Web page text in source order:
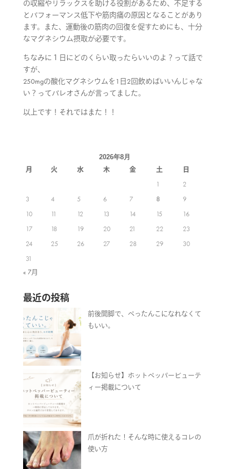
の収縮やリラックスを助ける役割があるため、不足する
とパフォーマンス低下や筋肉痛の原因となることがあり
ます。また、運動後の筋肉の回復を促すためにも、十分
なマグネシウム摂取が必要です。
ちなみに１日にどのくらい取ったらいいのよ？って話で
すが、
250mgの酸化マグネシウムを1日2回飲めばいいんじゃな
い？ってパレオさんが言ってました。
以上です！それではまた！！
2026年8月
月 火 水 木 金 土
日
1
2
3
4 5 6 7 8
9
10
11 12 13 14 15
16
17
18 19 20 21 22
23
24
25 26 27 28 29
30
31
« 7月
最近の投稿
前後開脚で、ぺったんこになれなくて
もいい。
【お知らせ】ホットペッパービューテ
ィー掲載について
爪が折れた！そんな時に使えるコレの
使い方